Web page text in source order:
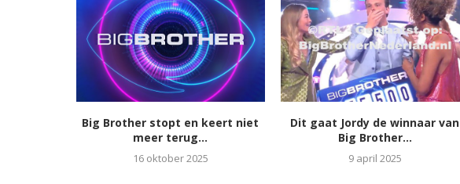
Big Brother stopt en keert niet
meer terug...
16 oktober 2025
Dit gaat Jordy de winnaar van
Big Brother...
9 april 2025